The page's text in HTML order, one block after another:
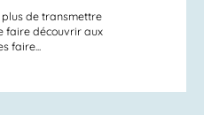
plus de transmettre
faire découvrir aux
faire...